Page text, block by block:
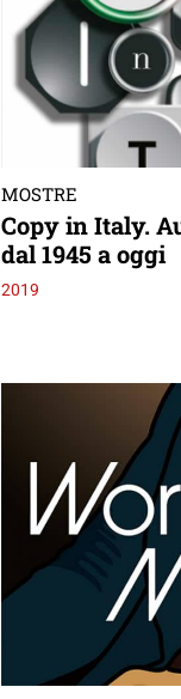
MOSTRE
Copy in Italy.
dal 1945 a oggi
2019